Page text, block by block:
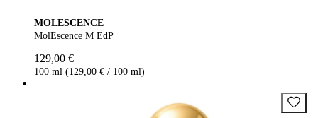
MOLESCENCE
MolEscence M EdP
129,00 €
100 ml (129,00 € / 100 ml)